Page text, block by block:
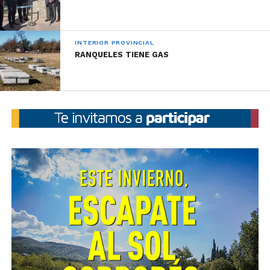
INTERIOR PROVINCIAL
RANQUELES TIENE GAS